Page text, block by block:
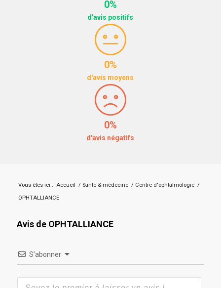
0%
d'avis positifs
0%
d'avis moyens
0%
d'avis négatifs
Vous êtes ici : Accueil / Santé & médecine / Centre d'ophtalmologie /
OPHTALLIANCE
Avis de OPHTALLIANCE
S’abonner